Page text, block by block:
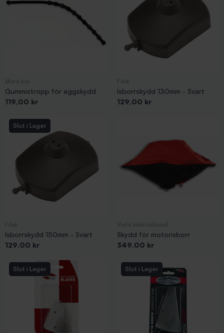
Gummistropp för eggskydd
Pris
119,00 kr
Isborrskydd 130mm - Svart
Pris
129,00 kr
Slut i Lager
Isborrskydd 150mm - Svart
Pris
129,00 kr
Skydd för motorisborr
Pris
349,00 kr
Slut i Lager Slut i Lager